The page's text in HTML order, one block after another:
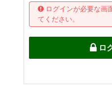
ログインが必要な画
てください。
ロ